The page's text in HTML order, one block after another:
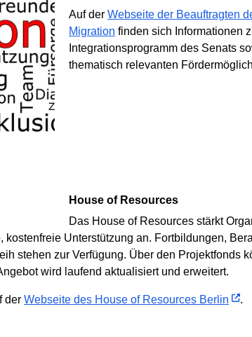
Auf der Webseite der Beauftragten
Migration finden sich Informationen
Integrationsprogramm des Senats
thematisch relevanten
House of Resources
Das House of Resources stärkt
Unterstützung an. Fortbildungen,
stehen zur Verfügung. Über den Projektfonds
wird laufend aktualisiert und erweitert.
der Webseite des House of Resources Berlin .